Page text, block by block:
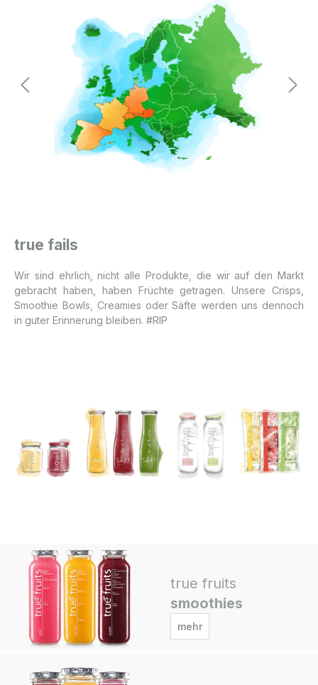
true fails
Wir sind ehrlich, nicht alle Produkte, die wir auf den Markt
gebracht haben, haben Früchte getragen. Unsere Crisps,
Smoothie Bowls, Creamies oder Säfte werden uns dennoch
in guter Erinnerung bleiben. #RIP
true fruits
smoothies
mehr